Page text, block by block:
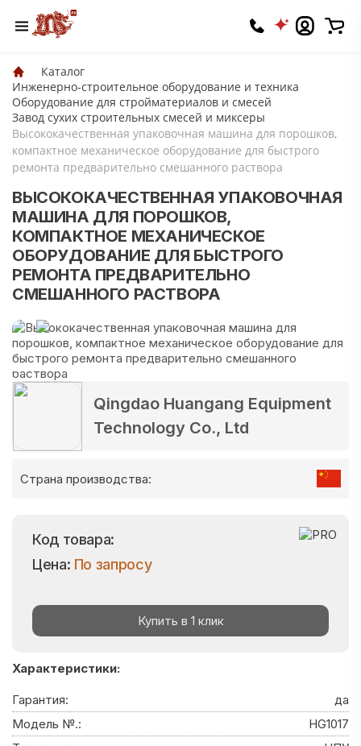
Каталог
Инженерно-строительное оборудование и техника
Оборудование для стройматериалов и смесей
Завод сухих строительных смесей и миксеры
Высококачественная упаковочная машина для порошков,
компактное механическое оборудование для быстрого
ремонта предварительно смешанного раствора
ВЫСОКОКАЧЕСТВЕННАЯ УПАКОВОЧНАЯ
МАШИНА ДЛЯ ПОРОШКОВ,
КОМПАКТНОЕ МЕХАНИЧЕСКОЕ
ОБОРУДОВАНИЕ ДЛЯ БЫСТРОГО
РЕМОНТА ПРЕДВАРИТЕЛЬНО
СМЕШАННОГО РАСТВОРА
Qingdao Huangang Equipment
Technology Co., Ltd
Страна производства:
Код товара:
Цена: По запросу
Купить в 1 клик
Характеристики:
Гарантия:
да
Модель №.:
HG1017